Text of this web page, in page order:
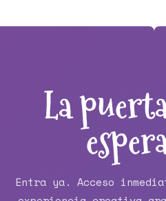
La
Entra ya. Acceso